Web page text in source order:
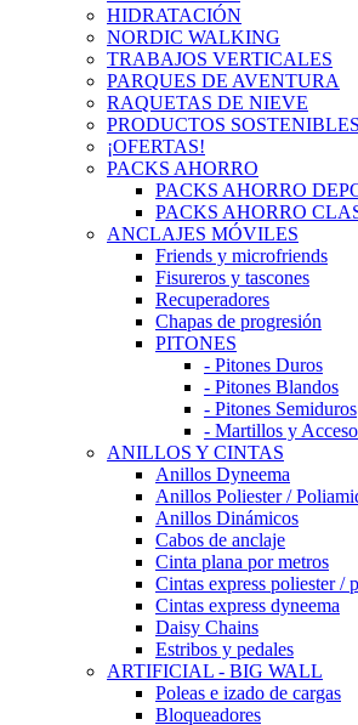
HIDRATACIÓN
NORDIC WALKING
TRABAJOS VERTICALES
PARQUES DE AVENTURA
RAQUETAS DE NIEVE
PRODUCTOS SOSTENIBLES
¡OFERTAS!
PACKS AHORRO
PACKS AHORRO
PACKS AHORRO
ANCLAJES MÓVILES
Friends y microfriends
Fisureros y tascones
Recuperadores
Chapas de progresión
PITONES
- Pitones Duros
- Pitones Blandos
- Pitones Semiduros
- Martillos y
ANILLOS Y CINTAS
Anillos Dyneema
Anillos Poliester /
Anillos Dinámicos
Cabos de anclaje
Cinta plana por metros
Cintas express poliester /
Cintas express dyneema
Daisy Chains
Estribos y pedales
ARTIFICIAL - BIG WALL
Poleas e izado de cargas
Bloqueadores